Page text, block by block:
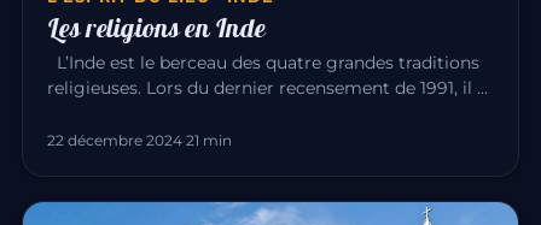
Les religions en Inde
L’Inde est le berceau des quatre grandes traditions
religieuses. Lors du dernier recensement de 1991, il y
22 décembre 2024·21 min